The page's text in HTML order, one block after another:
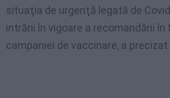
situaţia de urgenţă legată de
intrării în vigoare a recomandării
campaniei de vaccinare, a